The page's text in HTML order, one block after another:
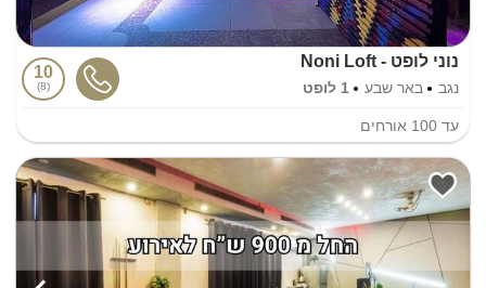
נוני לופט - Noni Loft
נגב באר שבע 1 לופט
10
8
עד 100 אורחים